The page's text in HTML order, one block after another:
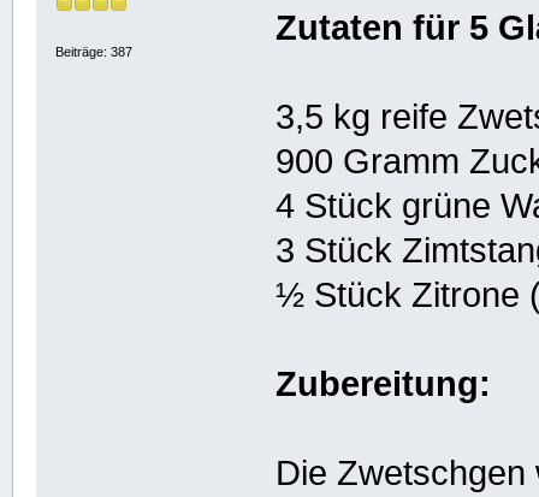
Beiträge: 387
Zutaten für 5
3,5 kg reife
900 Gramm
4 Stück grüne
3 Stück
½ Stück Zitrone
Zubereitung:
Die